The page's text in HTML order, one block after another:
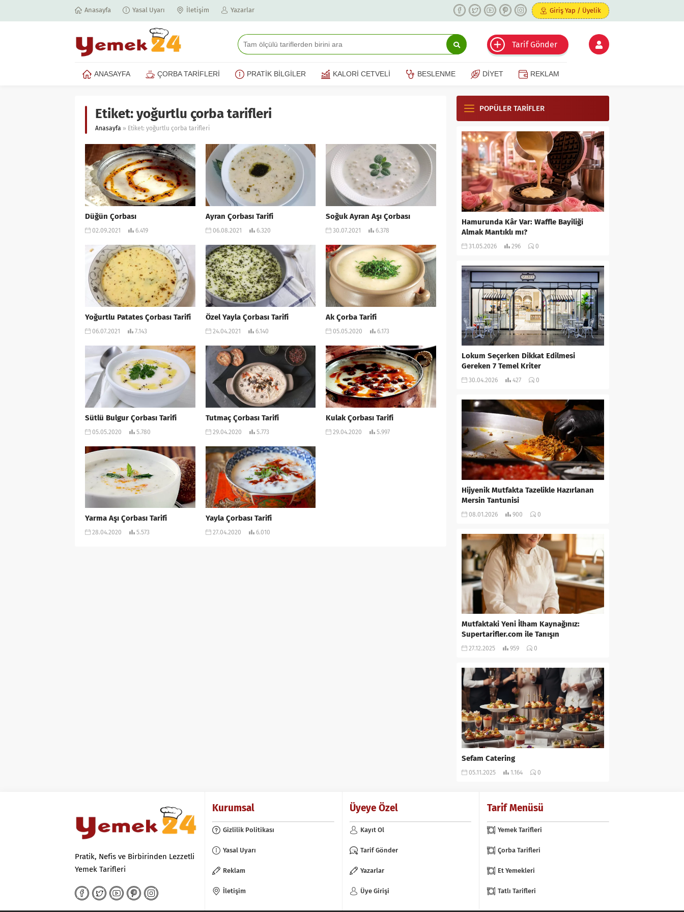
Anasayfa Yasal Uyarı İletişim Yazarlar Giriş Yap / Üyelik
Tarif Gönder
ANASAYFA ÇORBA TARİFLERİ PRATİK BİLGİLER KALORİ CETVELİ BESLENME DİYET REKLAM
Etiket:yoğurtlu çorba tarifleri
Anasayfa » Etiket: yoğurtlu çorba tarifleri
Düğün Çorbası
02.09.2021 6.419
Ayran Çorbası Tarifi
06.08.2021 6.320
Soğuk Ayran Aşı Çorbası
30.07.2021 6.378
Yoğurtlu Patates Çorbası Tarifi
06.07.2021 7.143
Özel Yayla Çorbası Tarifi
24.04.2021 6.140
Ak Çorba Tarifi
05.05.2020 6.173
Sütlü Bulgur Çorbası Tarifi
05.05.2020 5.780
Tutmaç Çorbası Tarifi
29.04.2020 5.773
Kulak Çorbası Tarifi
29.04.2020 5.997
Yarma Aşı Çorbası Tarifi
28.04.2020 5.573
Yayla Çorbası Tarifi
27.04.2020 6.010
POPÜLER TARİFLER
Hamurunda Kâr Var: Waffle Bayiliği
Almak Mantıklı mı?
31.05.2026 296 0
Lokum Seçerken Dikkat Edilmesi
Gereken 7 Temel Kriter
30.04.2026 427 0
Hijyenik Mutfakta Tazelikle Hazırlanan
Mersin Tantunisi
08.01.2026 900 0
Mutfaktaki Yeni İlham Kaynağınız:
Supertarifler.com ile Tanışın
27.12.2025 959 0
Sefam Catering
05.11.2025 1.164 0
Pratik, Nefis ve Birbirinden Lezzetli
Yemek Tarifleri
Kurumsal
Gizlilik Politikası
Yasal Uyarı
Reklam
İletişim
Üyeye Özel
Kayıt Ol
Tarif Gönder
Yazarlar
Üye Girişi
Tarif Menüsü
Yemek Tarifleri
Çorba Tarifleri
Et Yemekleri
Tatlı Tarifleri